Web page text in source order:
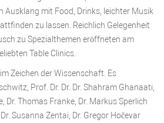
Ausklang mit Food, Drinks, leichter Musik
zu lassen. Reichlich Gelegenheit
zu Spezialthemen eröffneten am
Table Clinics.
Zeichen der Wissenschaft. Es
Prof. Dr. Dr. Dr. Shahram Ghanaati,
Dr. Thomas Franke, Dr. Markus Sperlich
Susanna Zentai, Dr. Gregor Hočevar